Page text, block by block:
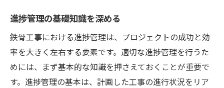
生産性向上のための技術導入
環境変化に柔軟に対応する方法
鉄骨工事の効率を最大化するための実践法
進捗管理の基礎知識を深める
鉄骨工事における進捗管理は、プロジェクトの成功と効
率を大きく左右する要素です。適切な進捗管理を行うた
めには、まず基本的な知識を押さえておくことが重要で
す。進捗管理の基本は、計画した工事の進行状況をリア